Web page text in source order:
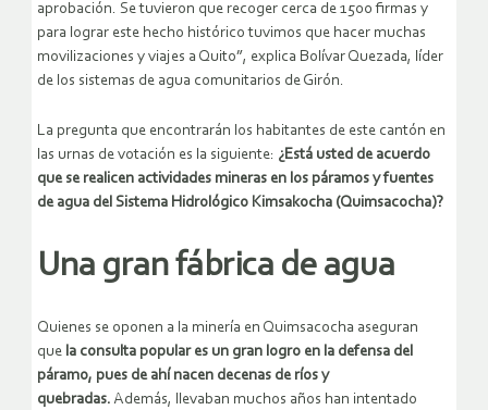
aprobación. Se tuvieron que recoger cerca de 1500 firmas y
para lograr este hecho histórico tuvimos que hacer muchas
movilizaciones y viajes a Quito”, explica Bolívar Quezada, líder
de los sistemas de agua comunitarios de Girón.
La pregunta que encontrarán los habitantes de este cantón en
las urnas de votación es la siguiente: ¿Está usted de acuerdo
que se realicen actividades mineras en los páramos y fuentes
de agua del Sistema Hidrológico Kimsakocha (Quimsacocha)?
Una gran fábrica de agua
Quienes se oponen a la minería en Quimsacocha aseguran
que la consulta popular es un gran logro en la defensa del
páramo, pues de ahí nacen decenas de ríos y
quebradas. Además, llevaban muchos años han intentado